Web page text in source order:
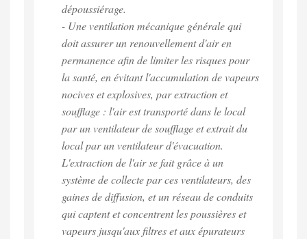
dépoussiérage.
- Une ventilation mécanique générale qui
doit assurer un renouvellement d'air en
permanence afin de limiter les risques pour
la santé, en évitant l'accumulation de vapeurs
nocives et explosives, par extraction et
soufflage : l'air est transporté dans le local
par un ventilateur de soufflage et extrait du
local par un ventilateur d'évacuation.
L'extraction de l'air se fait grâce à un
système de collecte par ces ventilateurs, des
gaines de diffusion, et un réseau de conduits
qui captent et concentrent les poussières et
vapeurs jusqu'aux filtres et aux épurateurs